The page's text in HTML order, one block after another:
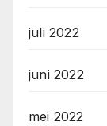
juli 2022
juni 2022
mei 2022